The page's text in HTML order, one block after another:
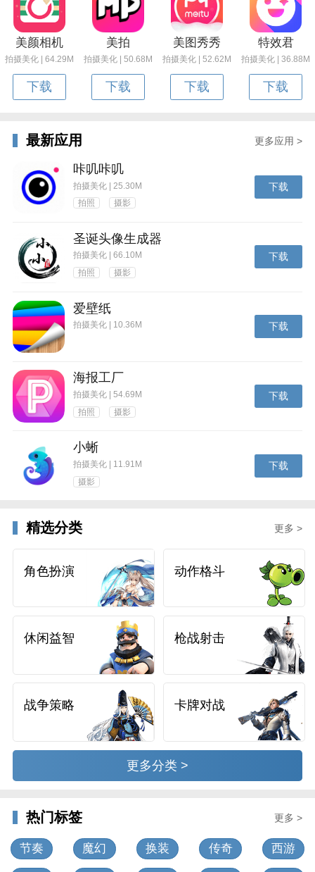
美颜相机
拍摄美化 | 64.29M
下载
美拍
拍摄美化 | 50.68M
下载
美图秀秀
拍摄美化 | 52.62M
下载
特效君
拍摄美化 | 36.88M
下载
最新应用 更多应用 >
咔叽咔叽
拍摄美化 | 25.30M
拍照
摄影
下载
圣诞头像生成器
拍摄美化 | 66.10M
拍照
摄影
下载
爱壁纸
拍摄美化 | 10.36M 下载
海报工厂
拍摄美化 | 54.69M
拍照
摄影
下载
小蜥
拍摄美化 | 11.91M
摄影
下载
精选分类 更多 >
角色扮演 动作格斗
休闲益智 枪战射击
战争策略 卡牌对战
更多分类 >
热门标签 更多 >
节奏 魔幻 换装 传奇 西游